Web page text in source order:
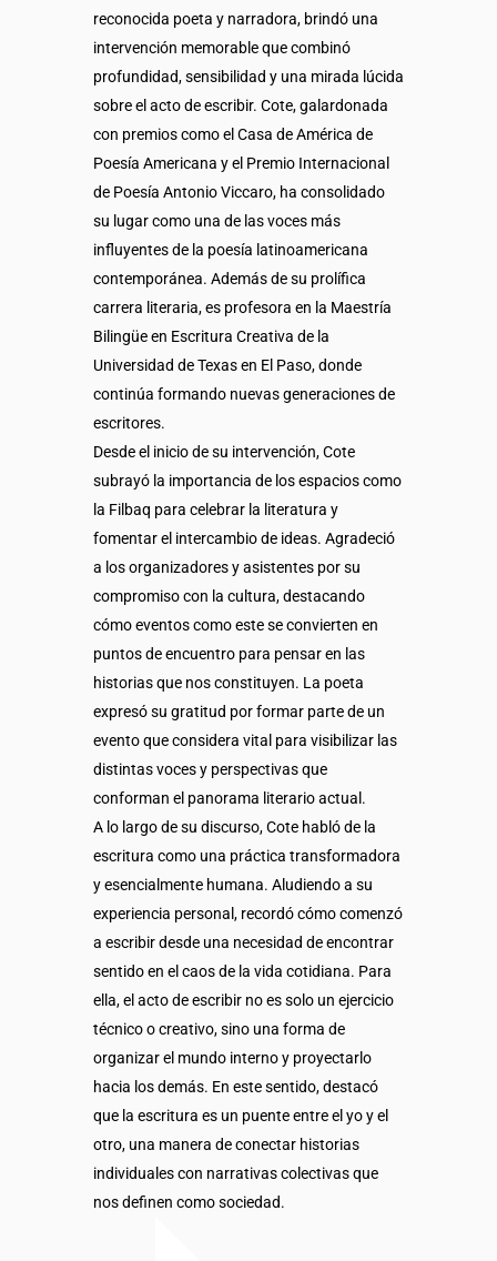
reconocida poeta y narradora, brindó una
intervención memorable que combinó
profundidad, sensibilidad y una mirada lúcida
sobre el acto de escribir. Cote, galardonada
con premios como el Casa de América de
Poesía Americana y el Premio Internacional
de Poesía Antonio Viccaro, ha consolidado
su lugar como una de las voces más
influyentes de la poesía latinoamericana
contemporánea. Además de su prolífica
carrera literaria, es profesora en la Maestría
Bilingüe en Escritura Creativa de la
Universidad de Texas en El Paso, donde
continúa formando nuevas generaciones de
escritores.
Desde el inicio de su intervención, Cote
subrayó la importancia de los espacios como
la Filbaq para celebrar la literatura y
fomentar el intercambio de ideas. Agradeció
a los organizadores y asistentes por su
compromiso con la cultura, destacando
cómo eventos como este se convierten en
puntos de encuentro para pensar en las
historias que nos constituyen. La poeta
expresó su gratitud por formar parte de un
evento que considera vital para visibilizar las
distintas voces y perspectivas que
conforman el panorama literario actual.
A lo largo de su discurso, Cote habló de la
escritura como una práctica transformadora
y esencialmente humana. Aludiendo a su
experiencia personal, recordó cómo comenzó
a escribir desde una necesidad de encontrar
sentido en el caos de la vida cotidiana. Para
ella, el acto de escribir no es solo un ejercicio
técnico o creativo, sino una forma de
organizar el mundo interno y proyectarlo
hacia los demás. En este sentido, destacó
que la escritura es un puente entre el yo y el
otro, una manera de conectar historias
individuales con narrativas colectivas que
nos definen como sociedad.